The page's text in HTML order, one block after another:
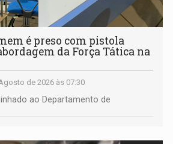
é preso com pistola
da Força Tática na
de 2026 às 07:30
ao Departamento de